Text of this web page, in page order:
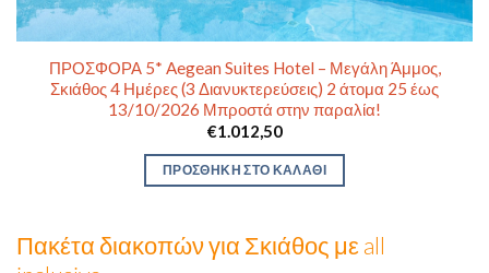
ΠΡΟΣΦΟΡΑ 5* Aegean Suites Hotel – Μεγάλη Άμμος,
Σκιάθος 4 Ημέρες (3 Διανυκτερεύσεις) 2 άτομα 25 έως
13/10/2026 Μπροστά στην παραλία!
€1.012,50
ΠΡΟΣΘΉΚΗ ΣΤΟ ΚΑΛΆΘΙ
Πακέτα διακοπών για Σκιάθος με all